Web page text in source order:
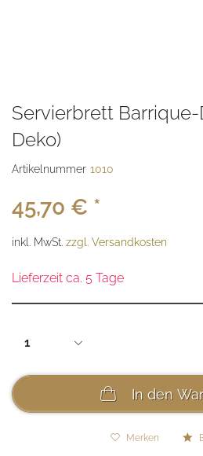
Servierbrett
Deko)
Artikelnummer 1010
45,70 € *
inkl. MwSt. zzgl. Versandkosten
Lieferzeit ca. 5 Tage
In den
Merken